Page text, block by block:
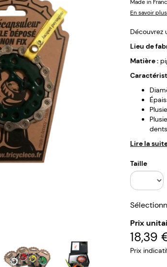
Made in
En savoir
Découvrez
Lieu de
Matière :
Lire la
Taille
Prix
18,39
Prix